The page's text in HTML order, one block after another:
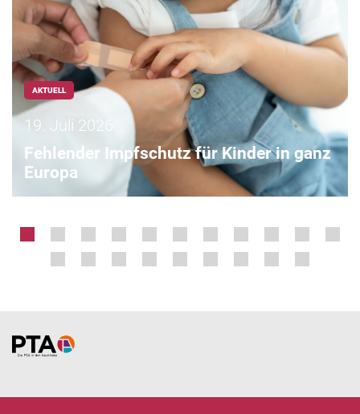
AKTUELL
19. Juli 2026
Fehlender Impfschutz für Kinder in ganz
Europa
Home